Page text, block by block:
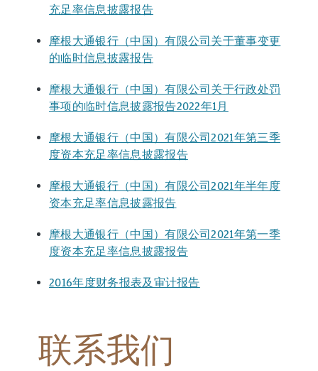
充足率信息披露报告
摩根大通银行（中国）有限公司关于董事变更
的临时信息披露报告
摩根大通银行（中国）有限公司关于行政处罚
事项的临时信息披露报告2022年1月
摩根大通银行（中国）有限公司2021年第三季
度资本充足率信息披露报告
摩根大通银行（中国）有限公司2021年半年度
资本充足率信息披露报告
摩根大通银行（中国）有限公司2021年第一季
度资本充足率信息披露报告
2016年度财务报表及审计报告
联系我们